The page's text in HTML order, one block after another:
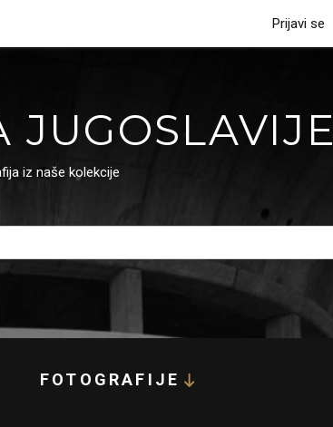
Prijavi se
JUGOSLAVIJE
iz naše kolekcije
FOTOGRAFIJE